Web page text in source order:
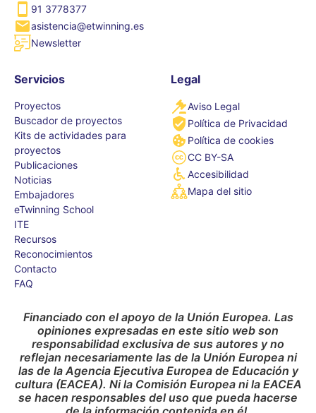
91 3778377
asistencia@etwinning.es
Newsletter
Servicios
Proyectos
Buscador de proyectos
Kits de actividades para
proyectos
Publicaciones
Noticias
Embajadores
eTwinning School
ITE
Recursos
Reconocimientos
Contacto
FAQ
Legal
Aviso Legal
Política de Privacidad
Política de cookies
CC BY-SA
Accesibilidad
Mapa del sitio
Financiado con el apoyo de la Unión Europea. Las
opiniones expresadas en este sitio web son
responsabilidad exclusiva de sus autores y no
reflejan necesariamente las de la Unión Europea ni
las de la Agencia Ejecutiva Europea de Educación y
cultura (EACEA). Ni la Comisión Europea ni la EACEA
se hacen responsables del uso que pueda hacerse